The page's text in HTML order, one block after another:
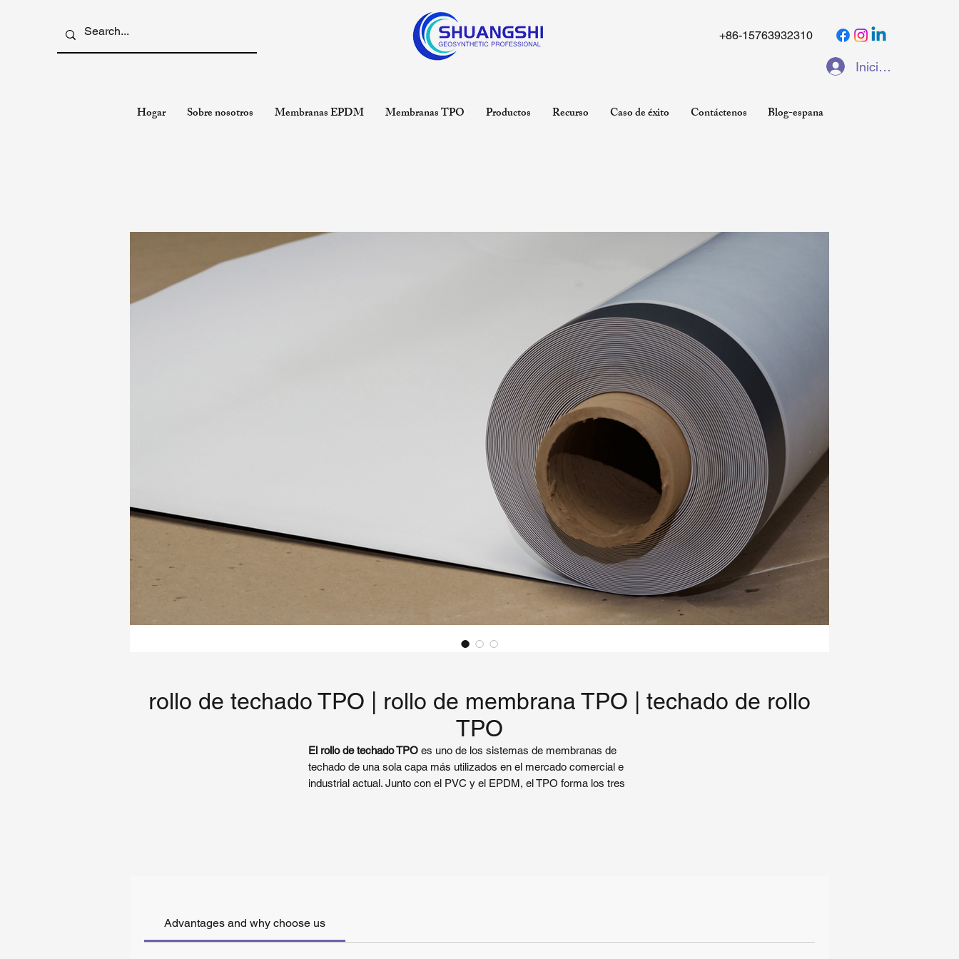
+86-15763932310
Iniciar sesión
Hogar Sobre nosotros Membranas EPDM Membranas TPO Productos Recurso Caso de éxito Contáctenos Blog-espana
rollo de techado TPO | rollo de membrana TPO | techado de rollo
TPO
El rollo de techado TPO es uno de los sistemas de membranas de
techado de una sola capa más utilizados en el mercado comercial e
industrial actual. Junto con el PVC y el EPDM, el TPO forma los tres
almacenes, fábricas, edificios comerciales y otros proyectos de techado.
Advantages and why choose us